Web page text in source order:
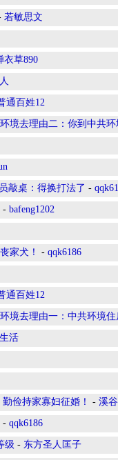
若敏思文
衣草890
通百姓12
境去理由二：你到中共
敲桌：得换打法了 -
- bafeng1202
家犬！ - qqk6186
通百姓12
境去理由一：中共环境住
活
俭持家寡妇征婚！ - 溪
- qqk6186
级 - 东方圣人匡子